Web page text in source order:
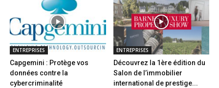
ENTREPRISES
Capgemini : Protège vos
données contre la
cybercriminalité
ENTREPRISES
Découvrez la 1ère édition du
Salon de l’immobilier
international de prestige...